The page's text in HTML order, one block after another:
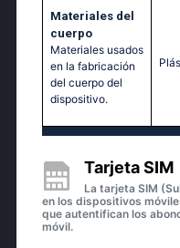
Materiales del
cuerpo
Materiales usados
en la fabricación
del cuerpo del
dispositivo.
Tarjeta SIM
La tarjeta SIM
en los dispositivos
que autentifican los
móvil.